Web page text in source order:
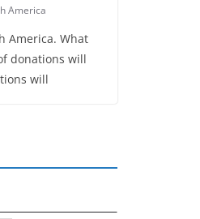
America
America. What
donations will
will